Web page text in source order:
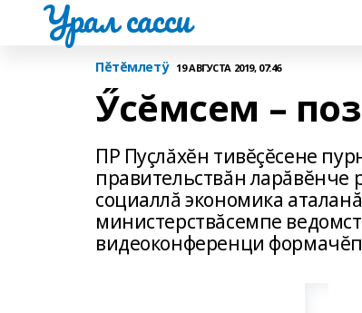
Урал сасси
Пĕтĕмлетÿ 19 АВГУСТА 2019, 07:46
Ӳсĕмсем –
ПР Пуçлăхĕн тивĕçĕсене
правительствăн ларăвĕнче
социаллă экономика
министерствăсемпе
видеоконференци